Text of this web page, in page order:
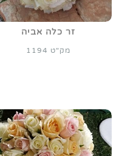
זר כלה אביה
מק"ט 1194